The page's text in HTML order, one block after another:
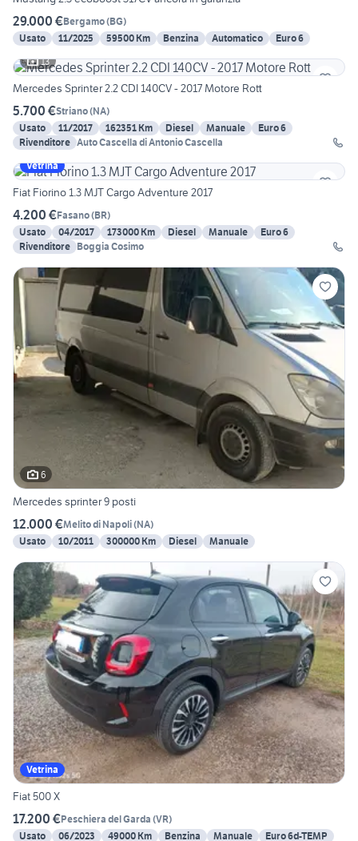
29.000 €Bergamo(BG)
Usato
11/2025 59500 Km Benzina Automatico
Euro 6
13
Mercedes Sprinter 2.2 CDI 140CV - 2017 Motore Rott
5.700 €Striano(NA)
Usato
11/2017 162351 Km Diesel Manuale
Euro 6
Rivenditore Auto Cascella di Antonio Cascella
Vetrina
Fiat Fiorino 1.3 MJT Cargo Adventure 2017
4.200 €Fasano(BR)
Usato
04/2017 173000 Km Diesel Manuale
Euro 6
Rivenditore Boggia Cosimo
6
Mercedes sprinter 9 posti
12.000 €Melito di Napoli(NA)
Usato
10/2011 300000 Km Diesel Manuale
Vetrina
Fiat 500 X
17.200 €Peschiera del Garda (VR)
Usato
06/2023 49000 Km Benzina Manuale Euro 6d-TEMP